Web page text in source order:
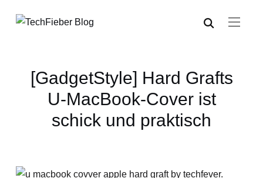
[GadgetStyle] Hard Grafts
U-MacBook-Cover ist
schick und praktisch